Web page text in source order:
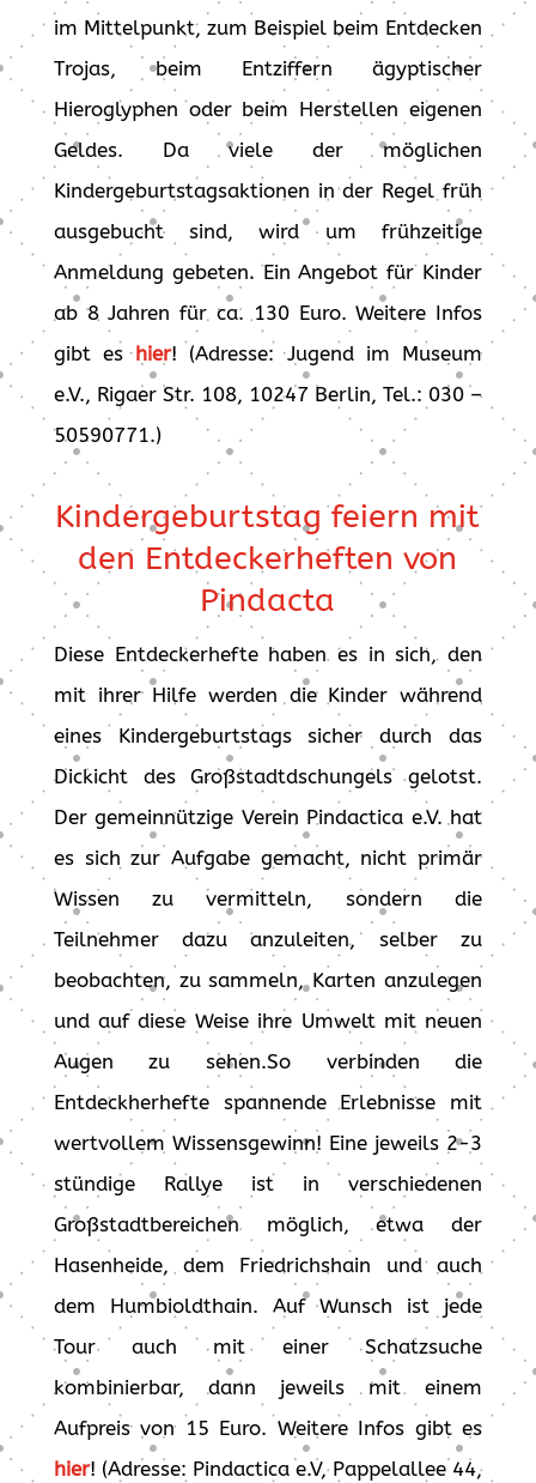
im Mittelpunkt, zum Beispiel beim Entdecken
Trojas, beim Entziffern ägyptischer
Hieroglyphen oder beim Herstellen eigenen
Geldes. Da viele der möglichen
Kindergeburtstagsaktionen in der Regel früh
ausgebucht sind, wird um frühzeitige
Anmeldung gebeten. Ein Angebot für Kinder
ab 8 Jahren für ca. 130 Euro. Weitere Infos
gibt eshier! (Adresse: Jugend im Museum
e.V., Rigaer Str. 108, 10247 Berlin, Tel.: 030 –
50590771.)
Kindergeburtstag feiern mit
den Entdeckerheften von
Pindacta
Diese Entdeckerhefte haben es in sich, den
mit ihrer Hilfe werden die Kinder während
eines Kindergeburtstags sicher durch das
Dickicht des Großstadtdschungels gelotst.
Der gemeinnützige Verein Pindactica e.V. hat
es sich zur Aufgabe gemacht, nicht primär
Wissen zu vermitteln, sondern die
Teilnehmer dazu anzuleiten, selber zu
beobachten, zu sammeln, Karten anzulegen
und auf diese Weise ihre Umwelt mit neuen
Augen zu sehen.So verbinden die
Entdeckherhefte spannende Erlebnisse mit
wertvollem Wissensgewinn! Eine jeweils 2-3
stündige Rallye ist in verschiedenen
Großstadtbereichen möglich, etwa der
Hasenheide, dem Friedrichshain und auch
dem Humbioldthain. Auf Wunsch ist jede
Tour auch mit einer Schatzsuche
kombinierbar, dann jeweils mit einem
Aufpreis von 15 Euro. Weitere Infos gibt es
hier! (Adresse: Pindactica e.V, Pappelallee 44,